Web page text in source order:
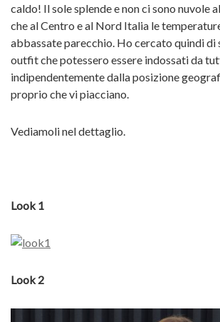
caldo! Il sole splende e non ci sono nuvole
che al Centro e al Nord Italia le
abbassate parecchio. Ho cercato quindi di
outfit che potessero essere indossati da
indipendentemente dalla posizione
proprio che vi piacciano.
Vediamoli nel dettaglio.
Look 1
Look 2